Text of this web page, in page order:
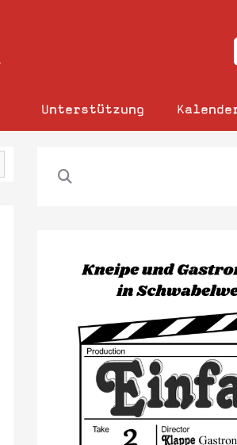
Unterstützung